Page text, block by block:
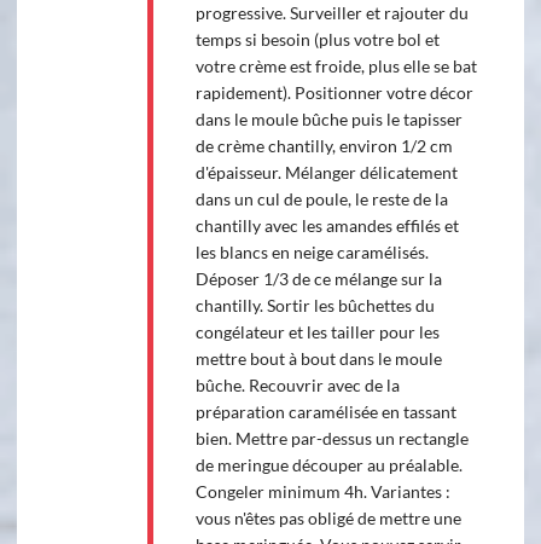
progressive. Surveiller et rajouter du
temps si besoin (plus votre bol et
votre crème est froide, plus elle se bat
rapidement). Positionner votre décor
dans le moule bûche puis le tapisser
de crème chantilly, environ 1/2 cm
d'épaisseur. Mélanger délicatement
dans un cul de poule, le reste de la
chantilly avec les amandes effilés et
les blancs en neige caramélisés.
Déposer 1/3 de ce mélange sur la
chantilly. Sortir les bûchettes du
congélateur et les tailler pour les
mettre bout à bout dans le moule
bûche. Recouvrir avec de la
préparation caramélisée en tassant
bien. Mettre par-dessus un rectangle
de meringue découper au préalable.
Congeler minimum 4h. Variantes :
vous n'êtes pas obligé de mettre une